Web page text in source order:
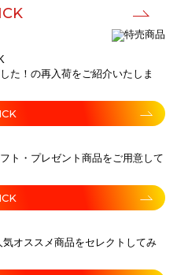
た！の再入荷をご紹介いたしま
ト・プレゼント商品をご用意して
オススメ商品をセレクトしてみ